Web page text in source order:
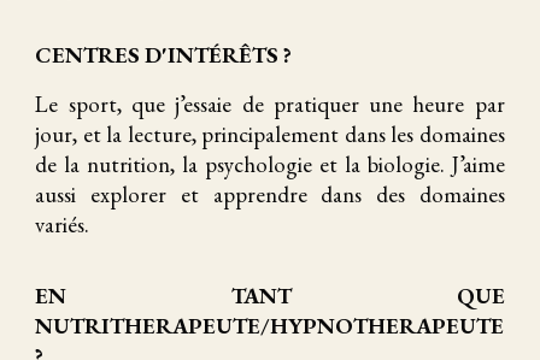
CENTRES D'INTÉRÊTS ?
Le sport, que j’essaie de pratiquer une heure par
jour, et la lecture, principalement dans les domaines
de la nutrition, la psychologie et la biologie. J’aime
aussi explorer et apprendre dans des domaines
variés.
EN TANT QUE
NUTRITHERAPEUTE/HYPNOTHERAPEUTE